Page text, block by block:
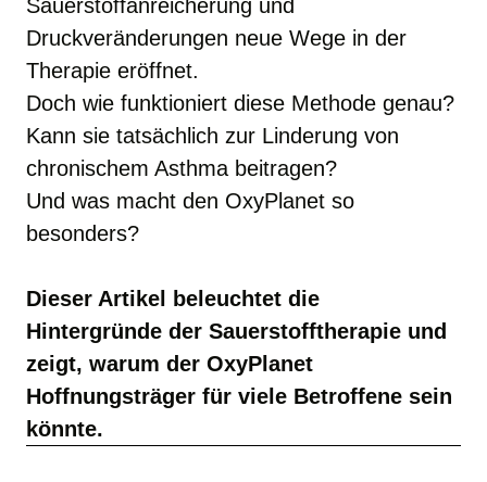
Sauerstoffanreicherung und
Druckveränderungen neue Wege in der
Therapie eröffnet.
Doch wie funktioniert diese Methode genau?
Kann sie tatsächlich zur Linderung von
chronischem Asthma beitragen?
Und was macht den OxyPlanet so
besonders?
Dieser Artikel beleuchtet die
Hintergründe der Sauerstofftherapie und
zeigt, warum der OxyPlanet
Hoffnungsträger für viele Betroffene sein
könnte.